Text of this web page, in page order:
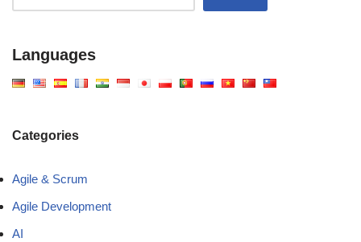
Languages
Categories
Agile & Scrum
Agile Development
AI